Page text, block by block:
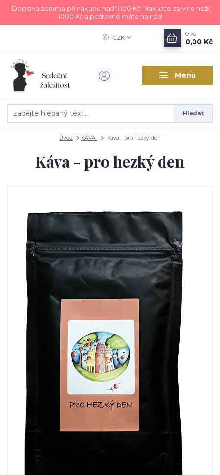
Doprava zdarma při nákupu nad 1000 Kč! Nakupte za více než
1000 Kč a poštovné máte na nás!
Menu
CZK
Hledat
0 ks
0,00 Kč
Úvod KÁVA Káva - pro hezký den
Káva - pro hezký den